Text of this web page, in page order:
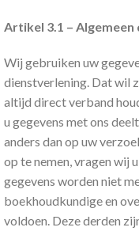
Artikel 3.1 –
Wij gebruiken uw
dienstverlening. Dat wil
altijd direct verband
u gegevens met ons
anders dan op uw
op te nemen, vragen wij
gegevens worden niet
boekhoudkundige en
voldoen. Deze derden